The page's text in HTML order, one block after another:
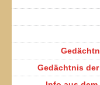
Gedächtnis